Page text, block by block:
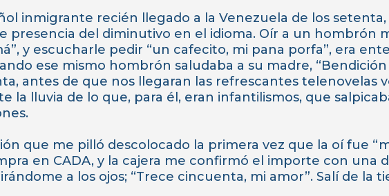
inmigrante recién llegado a la Venezuela de los
presencia del diminutivo en el idioma. Oír a un hombrón
y escucharle pedir “un cafecito, mi pana porfa”, era
ese mismo hombrón saludaba a su madre, “Bendición
antes de que nos llegaran las refrescantes telenovelas
la lluvia de lo que, para él, eran infantilismos, que
que me pilló descolocado la primera vez que la oí fue
en CADA, y la cajera me confirmó el importe con una
a los ojos; “Trece cincuenta, mi amor”. Salí de la